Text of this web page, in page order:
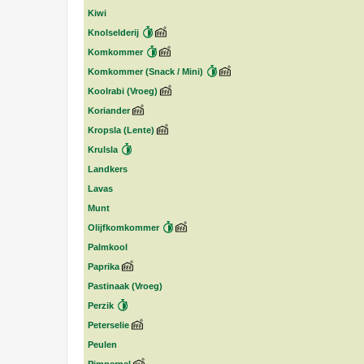
Kiwi
Knolselderij
Komkommer
Komkommer (Snack / Mini)
Koolrabi (Vroeg)
Koriander
Kropsla (Lente)
Krulsla
Landkers
Lavas
Munt
Olijfkomkommer
Palmkool
Paprika
Pastinaak (Vroeg)
Perzik
Peterselie
Peulen